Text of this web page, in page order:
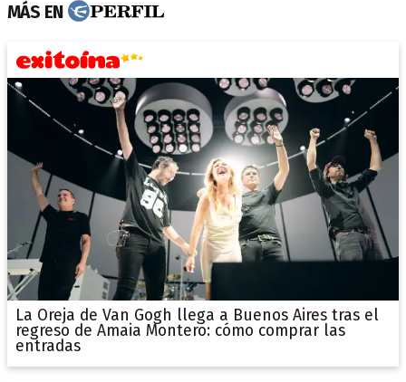
MÁS EN
La Oreja de Van Gogh llega a Buenos Aires tras el
regreso de Amaia Montero: cómo comprar las
entradas